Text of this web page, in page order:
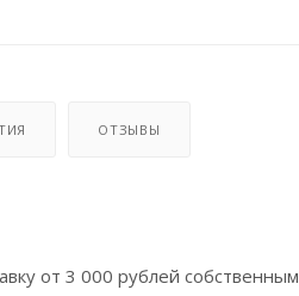
ОТЗЫВЫ
от 3 000 рублей